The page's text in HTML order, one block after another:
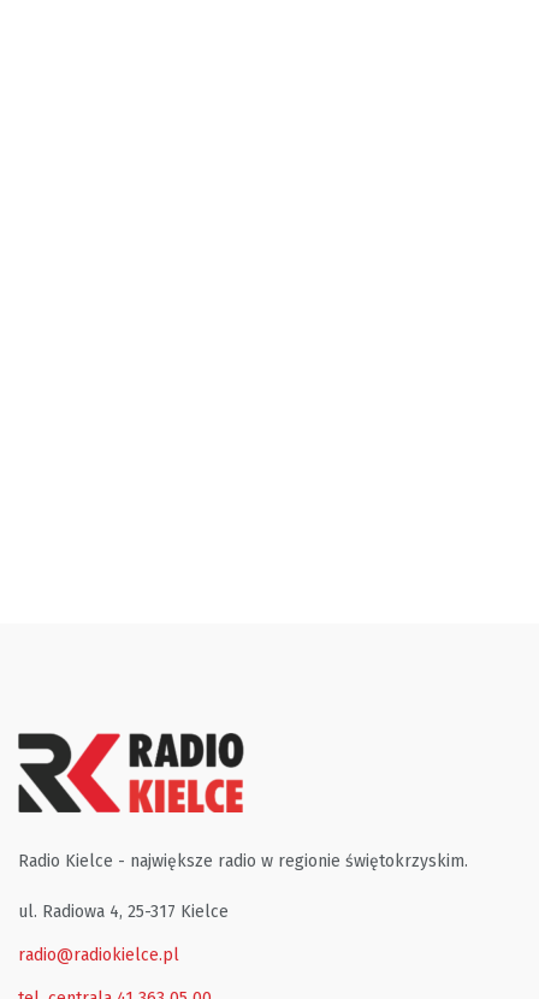
Radio Kielce - największe radio w regionie świętokrzyskim.
ul. Radiowa 4, 25-317 Kielce
radio@radiokielce.pl